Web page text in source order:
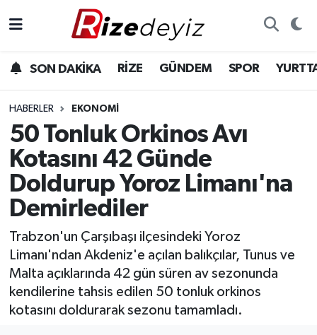
SON DAKİKA RİZE GÜNDEM SPOR
HABERLER EKONOMI
50 Tonluk Orkinos Avı
Kotasını 42 Günde
Doldurup Yoroz Limanı'na
Demirlediler
Trabzon'un Çarşıbaşı ilçesindeki Yoroz
Limanı'ndan Akdeniz'e açılan balıkçılar, Tunus ve
Malta açıklarında 42 gün süren av sezonunda
kendilerine tahsis edilen 50 tonluk orkinos
kotasını doldurarak sezonu tamamladı.
Gündem
Yurttan Haberler
Ekonomi
Teknoloji
Sağlık
Rize Hava Durumu
Rize Trafik Yoğunluk Haritası
Süper Lig Puan Durumu ve Fikstür
Tüm Manşetler
Son Dakika Haberleri
Haber Arşivi